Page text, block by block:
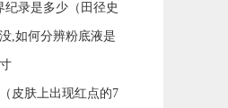
纪录是多少（田径史
）
,如何分辨粉底液是
皮肤上出现红点的7